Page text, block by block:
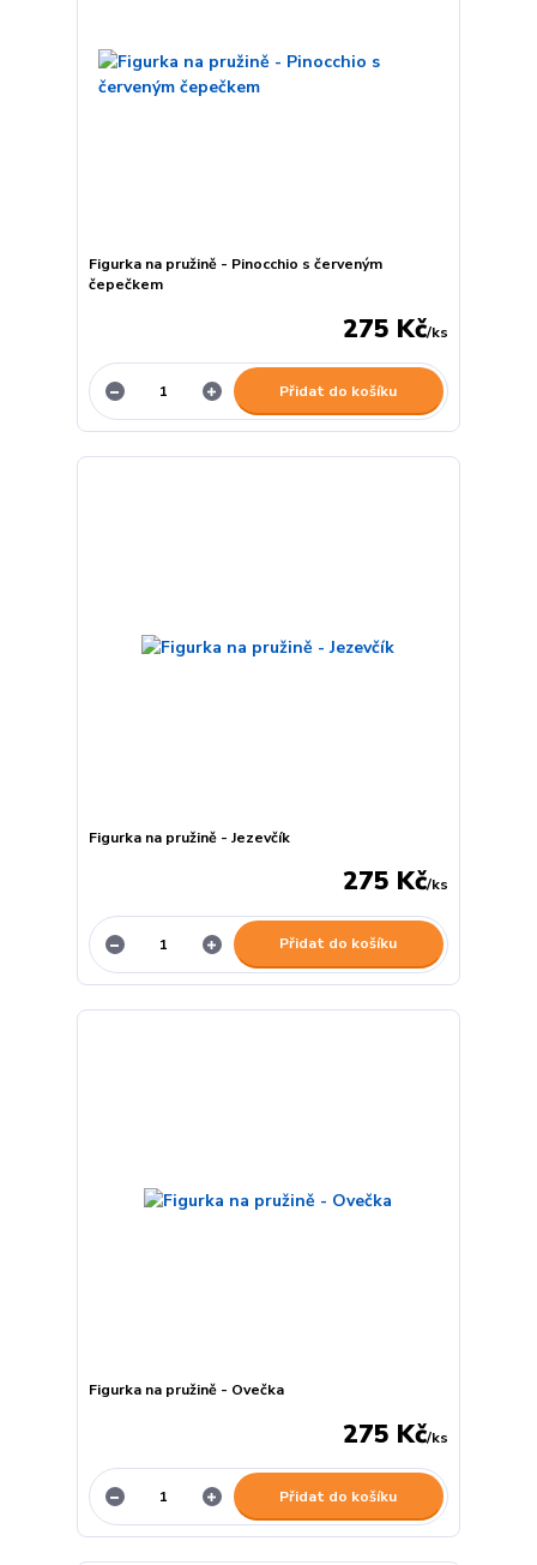
Figurka na pružině - Pinocchio s červeným
čepečkem
275 Kč/ks
Přidat do košíku
Figurka na pružině - Jezevčík
275 Kč/ks
Přidat do košíku
Figurka na pružině - Ovečka
275 Kč/ks
Přidat do košíku